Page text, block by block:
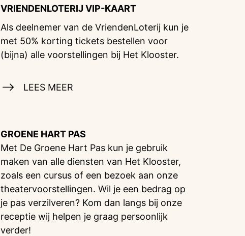
VRIENDENLOTERIJVIP-KAART
Als deelnemer van de VriendenLoterij kun je
met 50% korting tickets bestellen voor
(bijna) alle voorstellingen bij Het Klooster.
LEES MEER
GROENE HART PAS
Met De Groene Hart Pas kun je gebruik
maken van alle diensten van Het Klooster,
zoals een cursus of een bezoek aan onze
theatervoorstellingen. Wil je een bedrag op
je pas verzilveren? Kom dan langs bij onze
receptie wij helpen je graag persoonlijk
verder!